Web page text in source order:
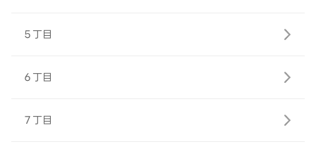
５丁目
６丁目
７丁目